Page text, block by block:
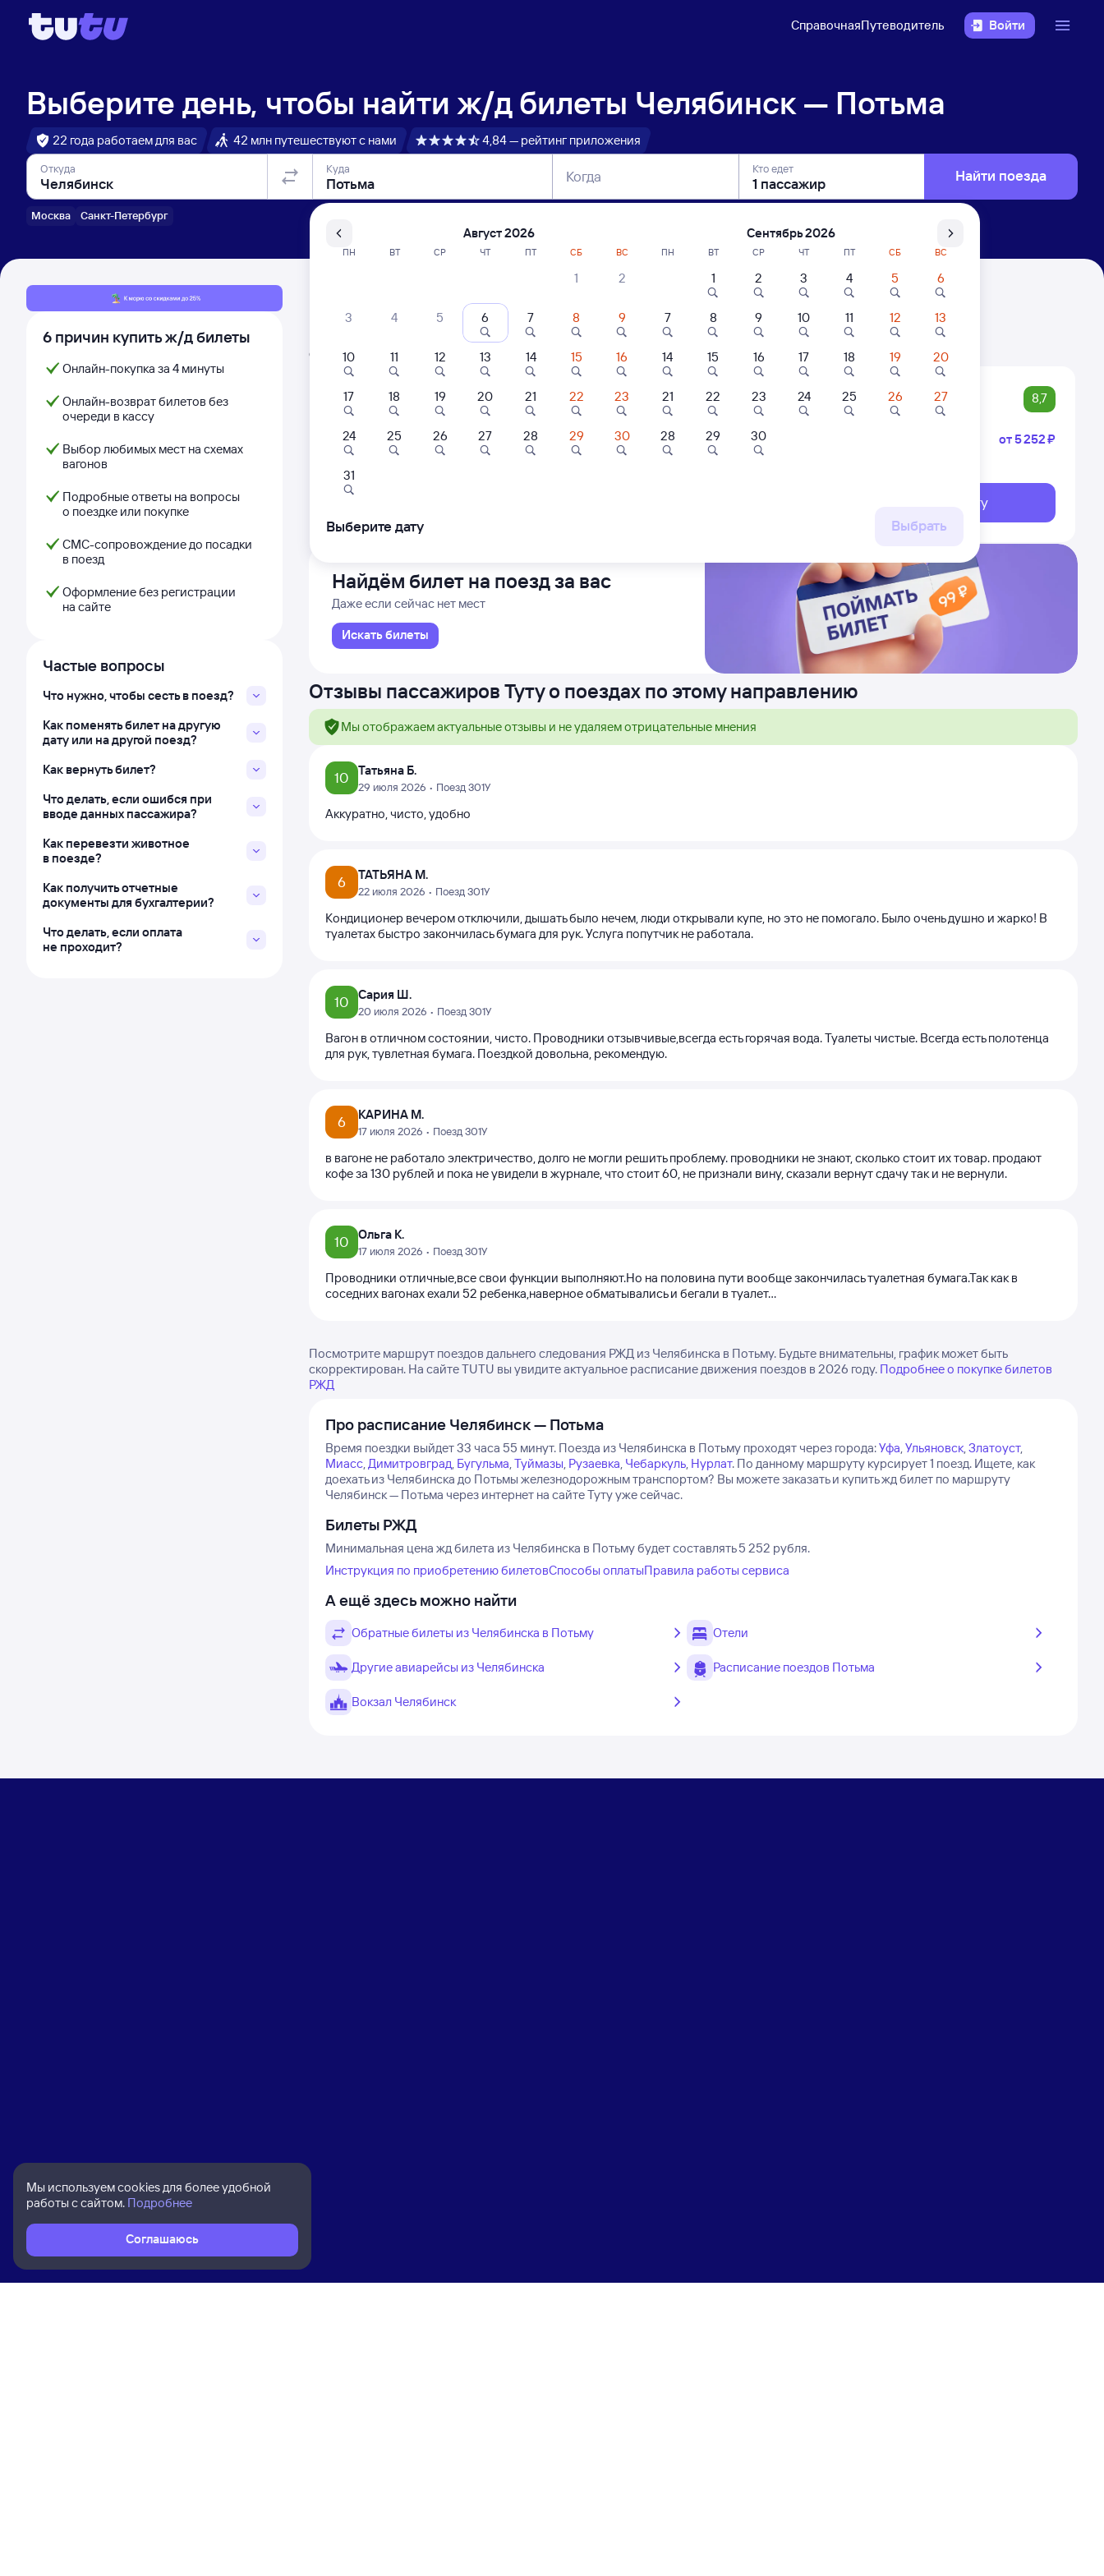
СправочнаяПутеводитель Войти
Выберите день, чтобы найти ж/д билеты Челябинск — Потьма
22 года работаем для вас 42 млн путешествуют с нами 4,84 — рейтинг приложения
Откуда
Москва Санкт-Петербург
Куда Когда Кто едет Найти поезда
6 причин купить ж/д билеты
Онлайн-покупка за 4 минуты
Онлайн-возврат билетов без
очереди в кассу
Выбор любимых мест на схемах
вагонов
Подробные ответы на вопросы
о поездке или покупке
СМС-сопровождение до посадки
в поезд
Оформление без регистрации
на сайте
Частые вопросы
Что нужно, чтобы сесть в поезд?
Как поменять билет на другую
дату или на другой поезд?
Как вернуть билет?
Что делать, если ошибся при
вводе данных пассажира?
Как перевезти животное
в поезде?
Как получить отчетные
документы для бухгалтерии?
Что делать, если оплата
не проходит?
Расписание поездов Челябинск — Потьма
Расписание поездов Потьма — Челябинск
Открыта продажа билетов на 3 ноября. Отправление и прибытие по местному времени. Цены за 1 пассажира
301У Проходящий Двухэтажный 8,7
Челябинск
13:30 21:25 от5 ⁠252 ⁠₽
Выберите дату
Найдём билет на поезд за вас
Даже если сейчас нет мест
Искать билеты
Отзывы пассажиров Туту о поездах по этому направлению
Мы отображаем актуальные отзывы и не удаляем отрицательные мнения
10 Татьяна Б.
29 июля 2026 • Поезд 301У
Аккуратно, чисто, удобно
6 ТАТЬЯНА М.
22 июля 2026 • Поезд 301У
Кондиционер вечером отключили, дышать было нечем, люди открывали купе, но это не помогало. Было очень душно и жарко! В
туалетах быстро закончилась бумага для рук. Услуга попутчик не работала.
10 Сария Ш.
20 июля 2026 • Поезд 301У
Вагон в отличном состоянии, чисто. Проводники отзывчивые,всегда есть горячая вода. Туалеты чистые. Всегда есть полотенца
для рук, тувлетная бумага. Поездкой довольна, рекомендую.
6 КАРИНА М.
17 июля 2026 • Поезд 301У
в вагоне не работало электричество, долго не могли решить проблему. проводники не знают, сколько стоит их товар. продают
кофе за 130 рублей и пока не увидели в журнале, что стоит 60, не признали вину, сказали вернут сдачу так и не вернули.
10 Ольга К.
17 июля 2026 • Поезд 301У
Проводники отличные,все свои функции выполняют.Но на половина пути вообще закончилась туалетная бумага.Так как в
соседних вагонах ехали 52 ребенка,наверное обматывались и бегали в туалет...
Посмотрите маршрут поездов дальнего следования РЖД из Челябинска в Потьму. Будьте внимательны, график может быть
скорректирован. На сайте TUTU вы увидите актуальное расписание движения поездов в 2026 году. Подробнее о покупке билетов
РЖД
Про расписание Челябинск — Потьма
Время поездки выйдет 33 часа 55 минут. Поезда из Челябинска в Потьму проходят через города:Уфа,Ульяновск,Златоуст,
Миасс,Димитровград, Бугульма,Туймазы, Рузаевка, Чебаркуль, Нурлат. По данному маршруту курсирует 1 поезд. Ищете, как
доехать из Челябинска до Потьмы железнодорожным транспортом? Вы можете заказать и купить жд билет по маршруту
Челябинск — Потьма через интернет на сайте Туту уже сейчас.
Билеты РЖД
Минимальная цена жд билета из Челябинска в Потьму будет составлять 5 252 рубля.
Инструкция по приобретению билетовСпособы оплатыПравила работы сервиса
А ещё здесь можно найти
Обратные билеты из Челябинска в Потьму Отели
Другие авиарейсы из Челябинска Расписание поездов Потьма
Вокзал Челябинск
Мы используем cookies для более удобной
работы с сайтом. Подробнее
Соглашаюсь
Август 2026
ПН ВТ СР ЧТ ПТ СБ ВС
1 2
3 4 5 6 7 8 9
10 11 12 13 14 15 16
17 18 19 20 21 22 23
24 25 26 27 28 29 30
31
Сентябрь 2026
ПН ВТ СР ЧТ ПТ СБ ВС
1 2 3 4 5 6
7 8 9 10 11 12 13
14 15 16 17 18 19 20
21 22 23 24 25 26 27
28 29 30
Выберите дату Выбрать